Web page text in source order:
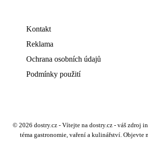
Kontakt
Reklama
Ochrana osobních údajů
Podmínky použití
© 2026 dostry.cz - Vítejte na dostry.cz - váš zdroj
téma gastronomie, vaření a kulinářství. Objevte